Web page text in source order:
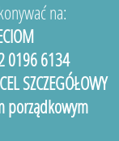
na:
0196 6134
SZCZEGÓŁOWY
porządkowym